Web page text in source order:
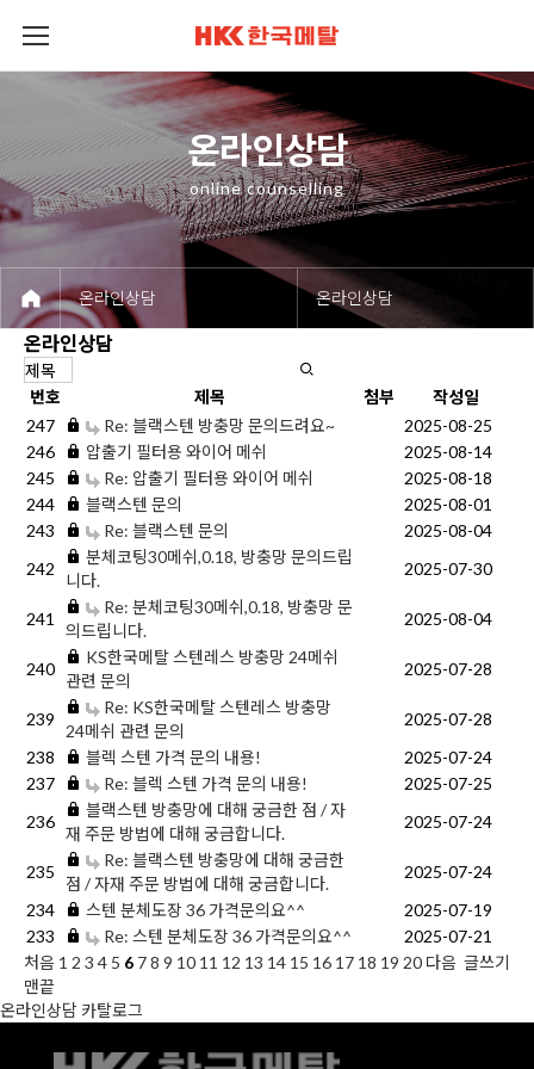
회사소개
제품소개
제품정보
공정 및 설비
고객센터
온라인상담
online counselling
온라인상담 온라인상담
온라인상담
번호 제목 첨부
작성일
247
Re: 블랙스텐 방충망 문의드려요~
2025-08-25
246
압출기 필터용 와이어 메쉬
2025-08-14
245
Re: 압출기 필터용 와이어 메쉬
2025-08-18
244
블랙스텐 문의
2025-08-01
243
Re: 블랙스텐 문의
2025-08-04
242
분체코팅30메쉬,0.18, 방충망 문의드립
니다.
2025-07-30
241
Re: 분체코팅30메쉬,0.18, 방충망 문
의드립니다.
2025-08-04
240
KS한국메탈 스텐레스 방충망 24메쉬
관련 문의
2025-07-28
239
Re: KS한국메탈 스텐레스 방충망
24메쉬 관련 문의
2025-07-28
238
블렉 스텐 가격 문의 내용!
2025-07-24
237
Re: 블렉 스텐 가격 문의 내용!
2025-07-25
236
블랙스텐 방충망에 대해 궁금한 점 / 자
재 주문 방법에 대해 궁금합니다.
2025-07-24
235
Re: 블랙스텐 방충망에 대해 궁금한
점 / 자재 주문 방법에 대해 궁금합니다.
2025-07-24
234
스텐 분체도장 36 가격문의요^^
2025-07-19
233
Re: 스텐 분체도장 36 가격문의요^^
2025-07-21
글쓰기
처음 1 2 3 4 5 6 78 9 10 11 12 13 14 15 16 17 18 19 20 다음
맨끝
온라인상담 카탈로그